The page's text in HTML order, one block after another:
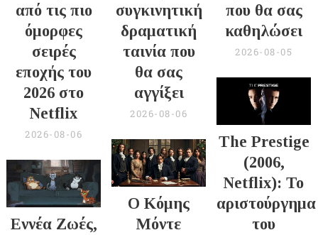
από τις πιο
όμορφες
σειρές
εποχής του
2026 στο
Netflix
2026-08-06
συγκινητική
δραματική
ταινία που
θα σας
αγγίξει
2026-08-06
που θα σας
καθηλώσει
2026-08-05
Εννέα Ζωές,
Ο Κόμης
Μόντε
The Prestige
(2006,
Netflix): Το
αριστούργημα
του